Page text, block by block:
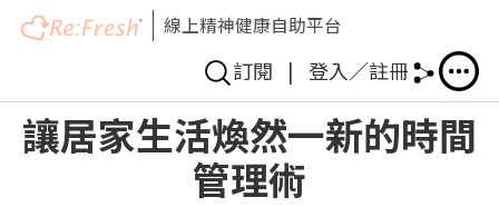
移
線上精神健康自助平台
訂閱 | 登入／註冊
讓居家生活煥然一新的時間
管理術